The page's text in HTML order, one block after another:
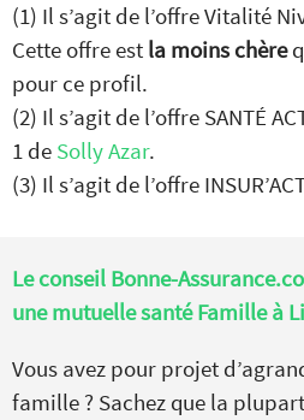
(1) Il s’agit de l’offre Vitalité
Cette offre est la moins chère
pour ce profil.
(2) Il s’agit de l’offre SANTÉ
1 de Solly Azar.
(3) Il s’agit de l’offre
Le conseil Bonne-
une mutuelle santé Famille à
Vous avez pour projet
famille ? Sachez que la